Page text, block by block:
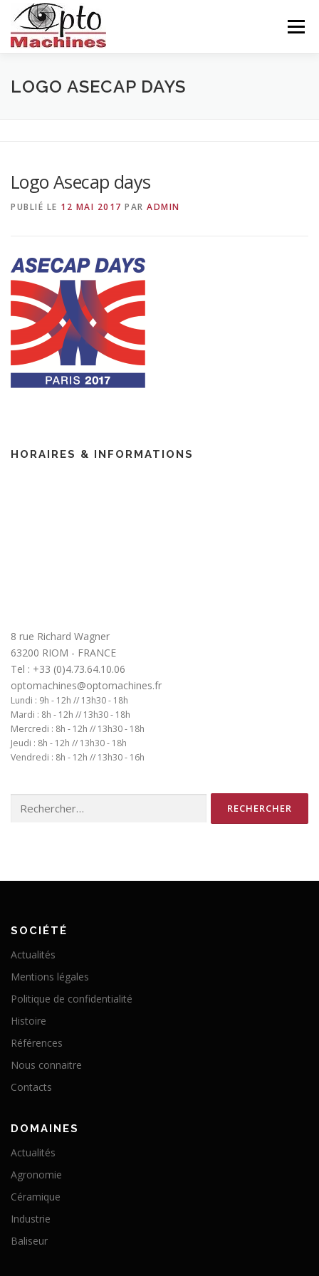
contenu
Menu
ACCUEIL AGRONOMIE CÉRAMIQUE
CONTACTS FRANÇAIS
LOGO ASECAP DAYS
Logo Asecap days
PUBLIÉ LE 12 MAI 2017 PAR ADMIN
HORAIRES & INFORMATIONS
8 rue Richard Wagner
63200 RIOM - FRANCE
Tel : +33 (0)4.73.64.10.06
optomachines@optomachines.fr
Lundi : 9h - 12h // 13h30 - 18h
Mardi : 8h - 12h // 13h30 - 18h
Mercredi : 8h - 12h // 13h30 - 18h
Jeudi : 8h - 12h // 13h30 - 18h
Vendredi : 8h - 12h // 13h30 - 16h
SOCIÉTÉ
Actualités
Mentions légales
Politique de confidentialité
Histoire
Références
Nous connaitre
Contacts
DOMAINES
Actualités
Agronomie
Céramique
Industrie
Baliseur